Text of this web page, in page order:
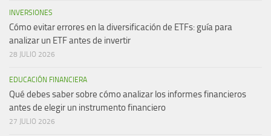
INVERSIONES
Cómo evitar errores en la diversificación de ETFs: guía para
analizar un ETF antes de invertir
28 JULIO 2026
EDUCACIÓN FINANCIERA
Qué debes saber sobre cómo analizar los informes financieros
antes de elegir un instrumento financiero
27 JULIO 2026